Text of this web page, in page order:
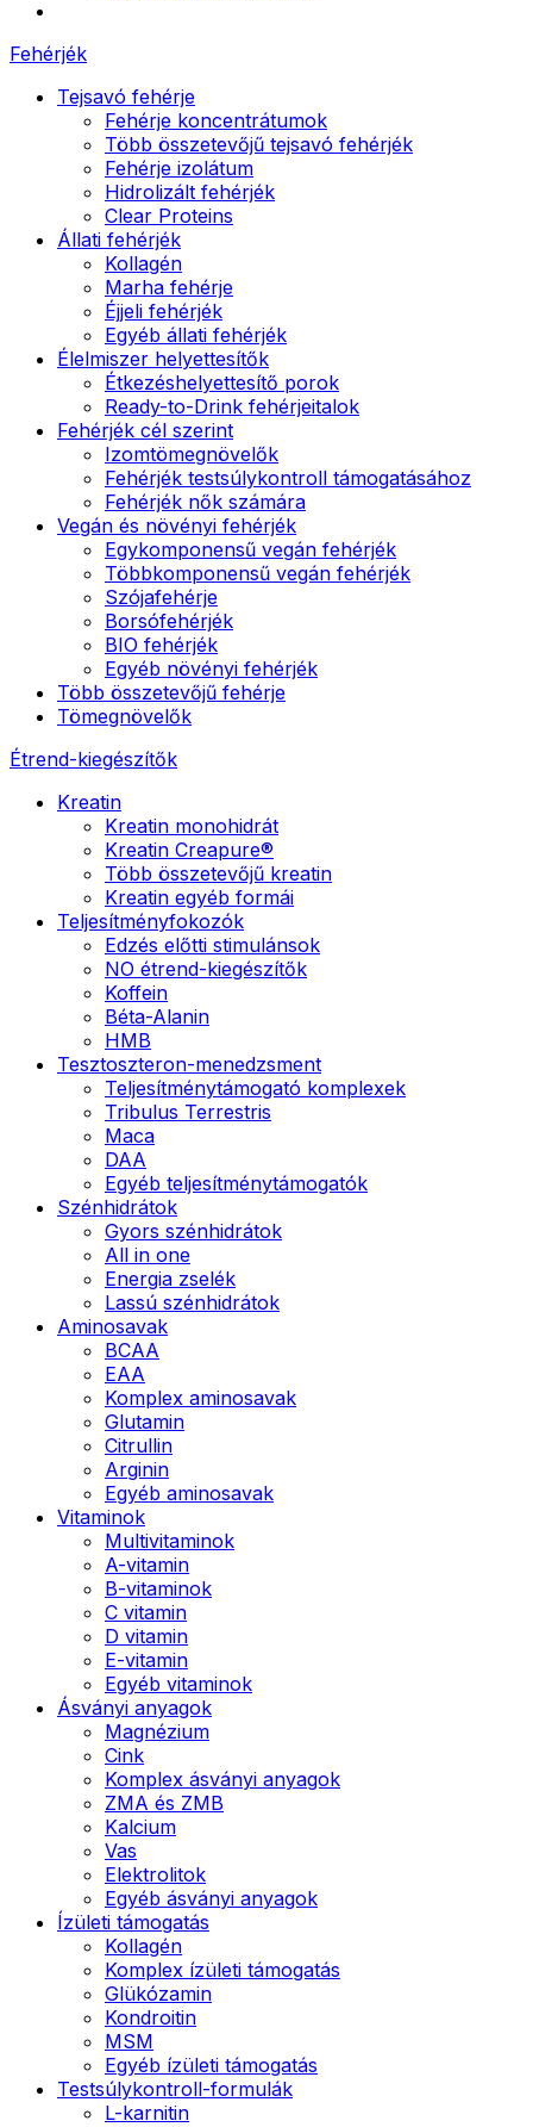
Fehérjék
Tejsavó fehérje
Fehérje koncentrátumok
Több összetevőjű tejsavó fehérjék
Fehérje izolátum
Hidrolizált fehérjék
Clear Proteins
Állati fehérjék
Kollagén
Marha fehérje
Éjjeli fehérjék
Egyéb állati fehérjék
Élelmiszer helyettesítők
Étkezéshelyettesítő porok
Ready-to-Drink fehérjeitalok
Fehérjék cél szerint
Izomtömegnövelők
Fehérjék testsúlykontroll támogatásához
Fehérjék nők számára
Vegán és növényi fehérjék
Egykomponensű vegán fehérjék
Többkomponensű vegán fehérjék
Szójafehérje
Borsófehérjék
BIO fehérjék
Egyéb növényi fehérjék
Több összetevőjű fehérje
Tömegnövelők
Étrend-kiegészítők
Kreatin
Kreatin monohidrát
Kreatin Creapure®
Több összetevőjű kreatin
Kreatin egyéb formái
Teljesítményfokozók
Edzés előtti stimulánsok
NO étrend-kiegészítők
Koffein
Béta-Alanin
HMB
Tesztoszteron-menedzsment
Teljesítménytámogató komplexek
Tribulus Terrestris
Maca
DAA
Egyéb teljesítménytámogatók
Szénhidrátok
Gyors szénhidrátok
All in one
Energia zselék
Lassú szénhidrátok
Aminosavak
BCAA
EAA
Komplex aminosavak
Glutamin
Citrullin
Arginin
Egyéb aminosavak
Vitaminok
Multivitaminok
A-vitamin
B-vitaminok
C vitamin
D vitamin
E-vitamin
Egyéb vitaminok
Ásványi anyagok
Magnézium
Cink
Komplex ásványi anyagok
ZMA és ZMB
Kalcium
Vas
Elektrolitok
Egyéb ásványi anyagok
Ízületi támogatás
Kollagén
Komplex ízületi támogatás
Glükózamin
Kondroitin
MSM
Egyéb ízületi támogatás
Testsúlykontroll-formulák
L-karnitin